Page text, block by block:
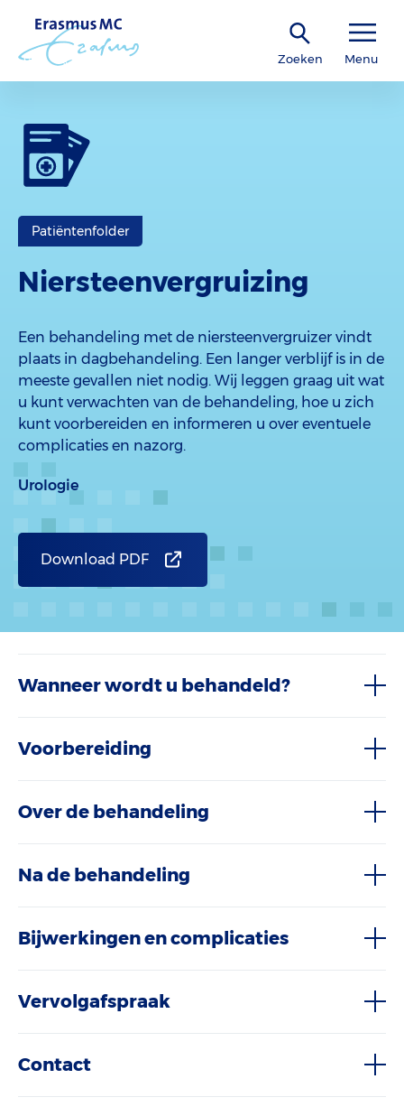
Zoeken Menu
Patiëntenfolder
Niersteenvergruizing
Een behandeling met de niersteenvergruizer vindt
plaats in dagbehandeling. Een langer verblijf is in de
meeste gevallen niet nodig. Wij leggen graag uit wat
u kunt verwachten van de behandeling, hoe u zich
kunt voorbereiden en informeren u over eventuele
complicaties en nazorg.
Urologie
Download PDF
Wanneer wordt u behandeld?
Voorbereiding
Over de behandeling
Na de behandeling
Bijwerkingen en complicaties
Vervolgafspraak
Contact